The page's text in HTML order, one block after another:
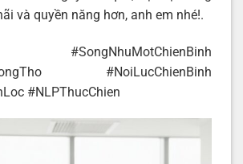
và quyền năng hơn, anh em nhé!.
#NoiLucChienBinh
#NLPThucChien